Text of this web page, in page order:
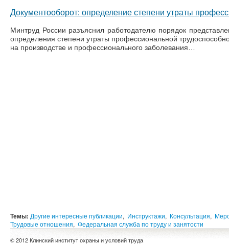
Документооборот: определение степени утраты
Минтруд России разъяснил работодателю порядок
определения степени утраты профессиональной
на производстве и профессионального заболевания…
Темы: Другие интересные публикации, Инструктажи, Консультация,
Трудовые отношения, Федеральная служба по труду и занятости
© 2012 Клинский институт охраны и условий труда